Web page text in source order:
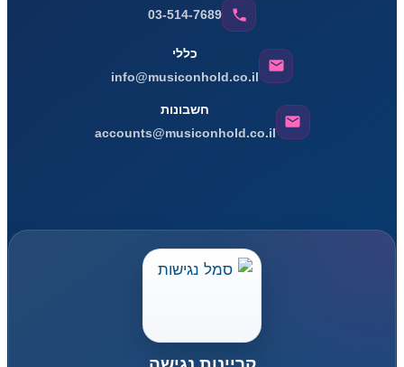
03-514-7689
כללי
info@musiconhold.co.il
חשבונות
accounts@musiconhold.co.il